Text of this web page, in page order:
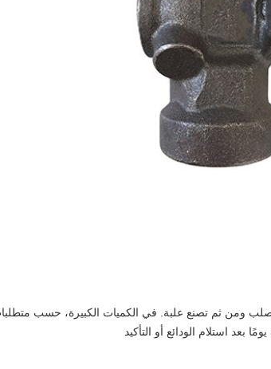
صلب ومن ثم تصنع علبة. في الكميات الكبيرة، حسب